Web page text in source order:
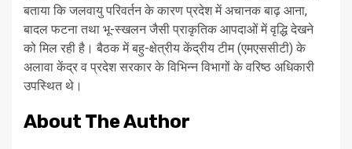
बताया कि जलवायु परिवर्तन के कारण प्रदेश में अचानक बाढ़ आना,
बादल फटना तथा भू-स्खलन जैसी प्राकृतिक आपदाओं में वृद्धि देखने
को मिल रही है। बैठक में बहु-क्षेत्रीय केंद्रीय टीम (एमएससीटी) के
अलावा केंद्र व प्रदेश सरकार के विभिन्न विभागों के वरिष्ठ अधिकारी
उपस्थित थे।
About The Author